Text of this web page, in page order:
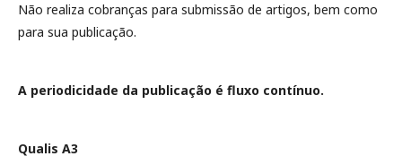
Não realiza cobranças para submissão de artigos, bem como
para sua publicação.
A periodicidade da publicação é fluxo contínuo.
Qualis A3